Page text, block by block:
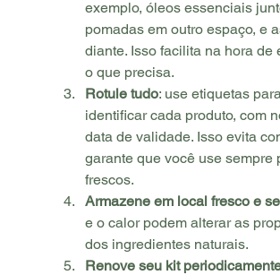
exemplo, óleos essenciais
pomadas em outro espaço, e
diante. Isso facilita na hora de
o que precisa.
Rotule tudo: use etiquetas
identificar cada produto, com
data de validade. Isso evita
garante que você use sempre
frescos.
Armazene em local fresco e
e o calor podem alterar as
dos ingredientes naturais.
Renove seu kit